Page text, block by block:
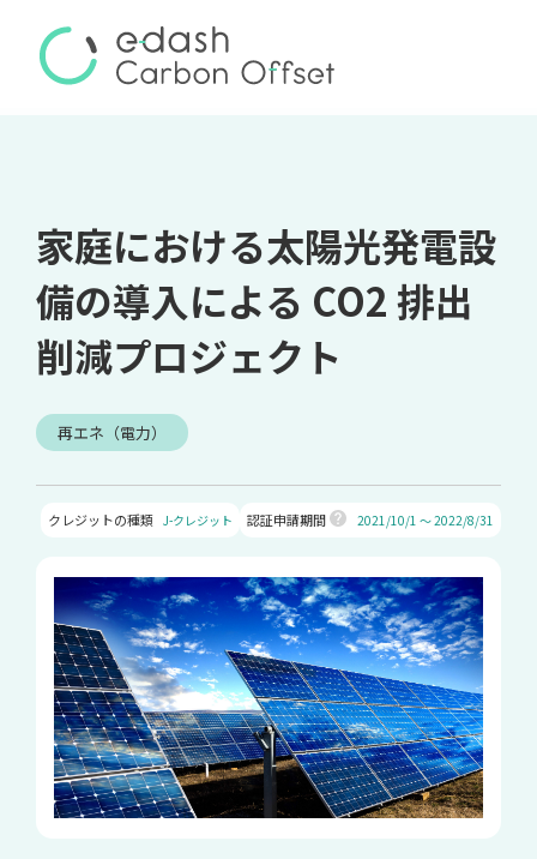
家庭における太陽光発電設
備の導入による CO2 排出
削減プロジェクト
再エネ（電力）
クレジットの種類 J-クレジット 認証申請期間 2021/10/1 ～ 2022/8/31